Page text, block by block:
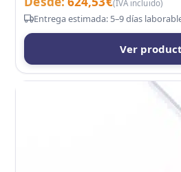
(IVA incluido)
Entrega estimada: 5–9 días
Ver